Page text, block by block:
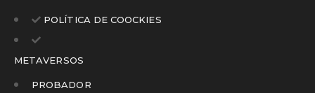
POLÍTICA DE COOCKIES
METAVERSOS
PROBADOR